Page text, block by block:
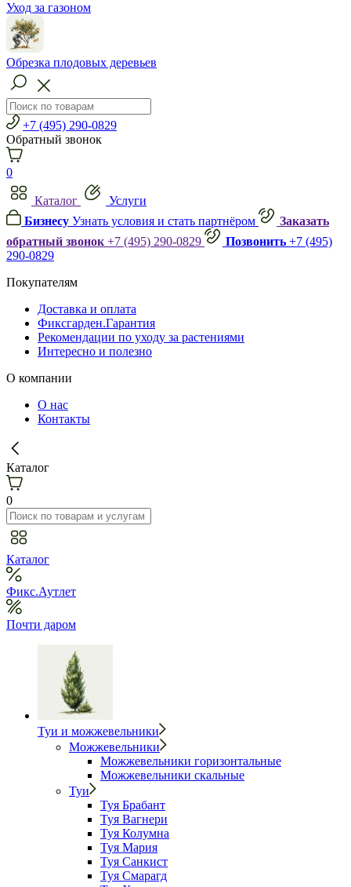
Уход за газоном
Обрезка плодовых деревьев
+7 (495) 290-0829
Обратный звонок
0
Каталог
Услуги
Бизнесу Узнать условия и стать партнёром
Заказать
обратный звонок +7 (495) 290-0829 Позвонить +7 (495)
290-0829
Покупателям
Доставка и оплата
Фиксгарден.Гарантия
Рекомендации по уходу за растениями
Интересно и полезно
О компании
О нас
Контакты
Каталог
0
Каталог
Фикс.Аутлет
Почти даром
Туи и можжевельники
Можжевельники
Можжевельники горизонтальные
Можжевельники скальные
Туи
Туя Брабант
Туя Вагнери
Туя Колумна
Туя Мария
Туя Санкист
Туя Смарагд